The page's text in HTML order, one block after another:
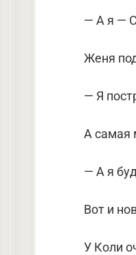
— А я —
Женя
— Я
А самая
— А я
Вот и
У Коли